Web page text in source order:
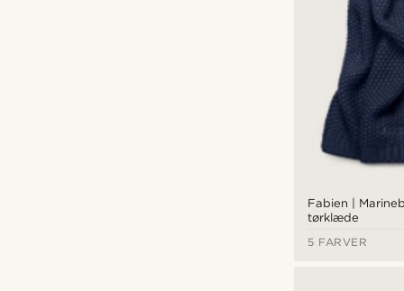
Fabien |
tørklæde
5 FARVER